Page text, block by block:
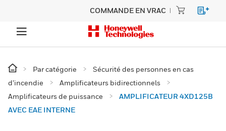
COMMANDE EN VRAC
Par catégorie
Sécurité des personnes en cas
d’incendie
Amplificateurs bidirectionnels
Amplificateurs de puissance
AMPLIFICATEUR 4XD125B
AVEC EAE INTERNE